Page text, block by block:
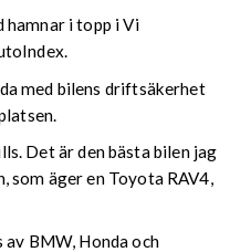
hamnar i topp i Vi
med bilens driftsäkerhet
Det är den bästa bilen jag
som äger en Toyota RAV4,
BMW, Honda och